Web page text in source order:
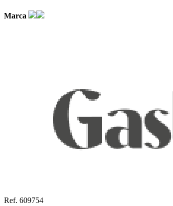
Marca
Ref. 609754